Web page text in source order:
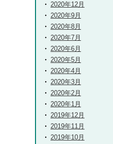
2020年12月
2020年9月
2020年8月
2020年7月
2020年6月
2020年5月
2020年4月
2020年3月
2020年2月
2020年1月
2019年12月
2019年11月
2019年10月